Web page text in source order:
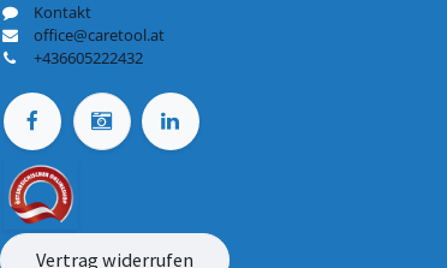
Kontakt
office@caretool.at
+436605222432
Vertrag widerrufen